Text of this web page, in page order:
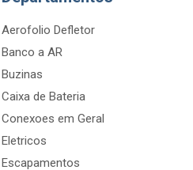
Aerofolio Defletor
Banco a AR
Buzinas
Caixa de Bateria
Conexoes em Geral
Eletricos
Escapamentos